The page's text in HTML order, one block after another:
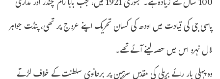
پاسی جی کی قیادت میں اودھ کی کسان تحریک اپنے عروج پر تھی، پنڈت جواہر
لال نہرو اس میں حصہ لینے آئے تھے۔